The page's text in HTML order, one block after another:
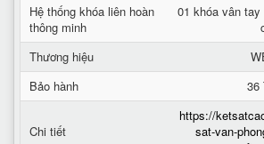
Hệ thống khóa liên hoàn
thông minh
01 khóa vân
Thương hiệu
Bảo hành
36
Chi tiết
https://
sat-van-